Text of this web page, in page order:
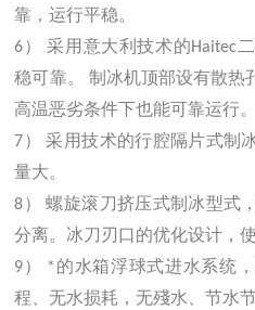
靠，运行平稳。
6） 采用意大利技术的Haitec
稳可靠。 制冰机顶部设有散热
高温恶劣条件下也能可靠运行。
7） 采用技术的行腔隔片式制
量大。
8） 螺旋滚刀挤压式制冰型式
分离。冰刀刃口的优化设计，
9） *的水箱浮球式进水系统
程、无水损耗，无殘水、节水节